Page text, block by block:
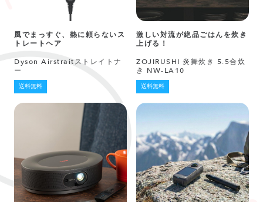
風でまっすぐ、熱に頼らないス
トレートヘア
Dyson Airstraitストレイトナ
ー
送料無料
激しい対流が絶品ごはんを炊き
上げる！
ZOJIRUSHI 炎舞炊き 5.5合炊
き NW-LA10
送料無料